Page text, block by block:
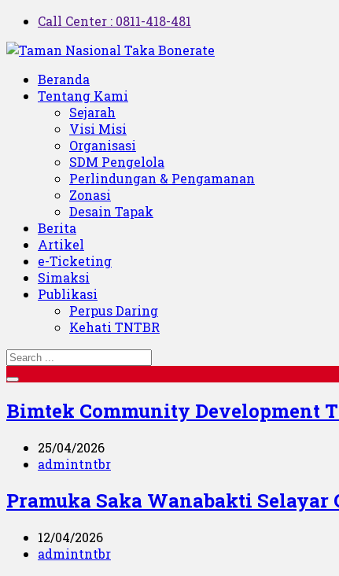
Call Center : 0811-418-481
Beranda
Tentang Kami
Sejarah
Visi Misi
Organisasi
SDM Pengelola
Perlindungan & Pengamanan
Zonasi
Desain Tapak
Berita
Artikel
e-Ticketing
Simaksi
Publikasi
Perpus Daring
Kehati TNTBR
Bimtek Community Development
25/04/2026
admintntbr
Pramuka Saka Wanabakti Selayar
12/04/2026
admintntbr